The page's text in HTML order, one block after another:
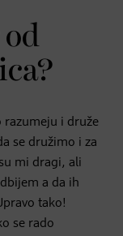
razumeju i druže
se družimo i za
mi dragi, ali
a da ih
tako!
se rado